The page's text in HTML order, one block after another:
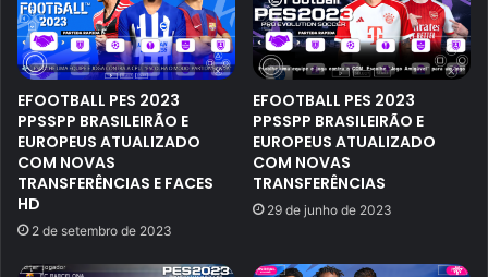
EFOOTBALL PES 2023
PPSSPP BRASILEIRÃO E
EUROPEUS ATUALIZADO
COM NOVAS
TRANSFERÊNCIAS E FACES
HD
2 de setembro de 2023
EFOOTBALL PES 2023
PPSSPP BRASILEIRÃO E
EUROPEUS ATUALIZADO
COM NOVAS
TRANSFERÊNCIAS
29 de junho de 2023